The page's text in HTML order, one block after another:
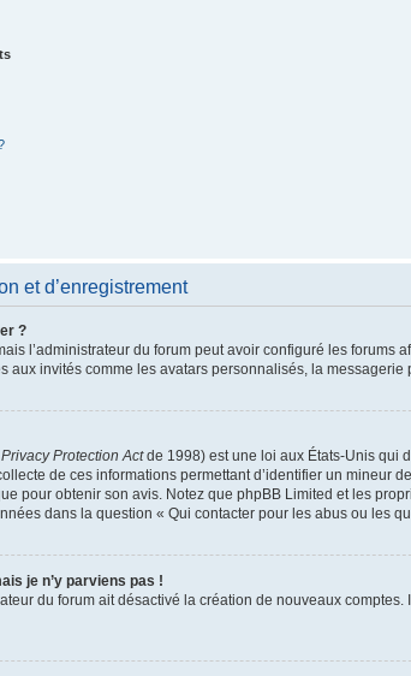
et d’enregistrement
?
l’administrateur du forum peut avoir configuré les
invités comme les avatars personnalisés, la messagerie
Protection Actde 1998) est une loi aux États-Unis qui
de ces informations permettant d’identifier un mineur
pour obtenir son avis. Notez que phpBB Limited et les
dans la question « Qui contacter pour les abus ou les
je n’y parviens pas !
du forum ait désactivé la création de nouveaux